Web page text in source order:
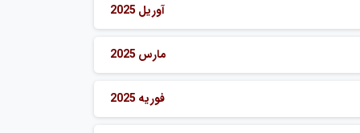
آوریل 2025
مارس 2025
فوریه 2025